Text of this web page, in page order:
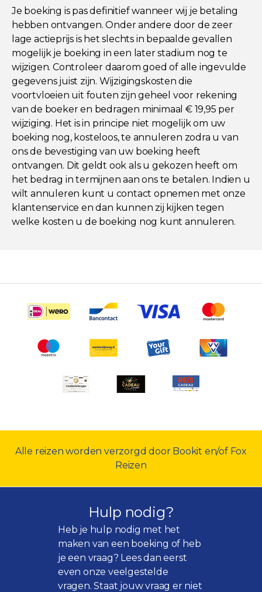
Je boeking is pas definitief wanneer wij je betaling
hebben ontvangen. Onder andere door de zeer
lage actieprijs is het slechts in bepaalde gevallen
mogelijk je boeking in een later stadium nog te
wijzigen. Controleer daarom goed of alle ingevulde
gegevens juist zijn. Wijzigingskosten die
voortvloeien uit fouten zijn geheel voor rekening
van de boeker en bedragen minimaal € 19,95 per
wijziging. Het is in principe niet mogelijk om uw
boeking nog, kosteloos, te annuleren zodra u van
ons de bevestiging van uw boeking heeft
ontvangen. Dit geldt ook als u gekozen heeft om
het bedrag in termijnen aan ons te betalen. Indien u
wilt annuleren kunt u contact opnemen met onze
klantenservice en dan kunnen zij kijken tegen
welke kosten u de boeking nog kunt annuleren.
Alle reizen worden verzorgd door Bookit en/of Fox
Reizen
Hulp nodig?
Heb je hulp nodig met het
maken van een boeking of heb
je een vraag? Lees dan eerst
even onzeveelgestelde
vragen. Staat jouw vraag er niet